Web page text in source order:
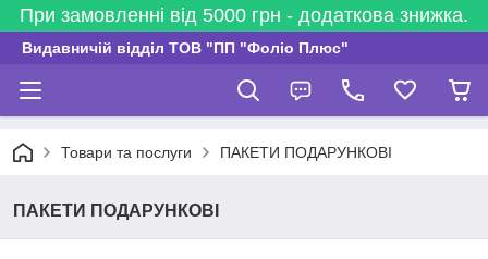
При замовленні від 5000 грн - додаткова знижка.
Видавничій відділ ТОВ "ПП "Фоліо Плюс"
Товари та послуги ПАКЕТИ ПОДАРУНКОВІ
ПАКЕТИ ПОДАРУНКОВІ